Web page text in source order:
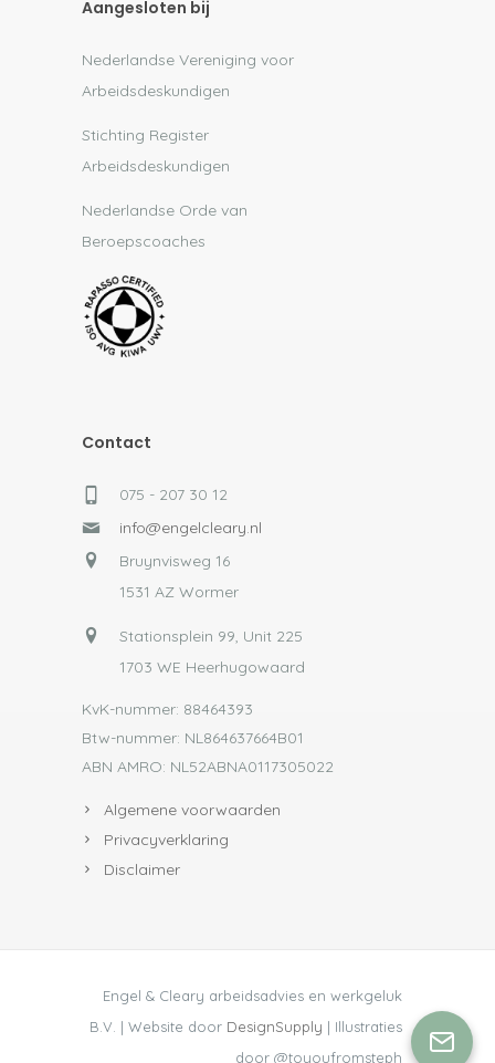
Aangesloten bij
Nederlandse Vereniging voor
Arbeidsdeskundigen
Stichting Register
Arbeidsdeskundigen
Nederlandse Orde van
Beroepscoaches
Contact
075 - 207 30 12
info@engelcleary.nl
Bruynvisweg 16
1531 AZ Wormer
Stationsplein 99, Unit 225
1703 WE Heerhugowaard
KvK-nummer: 88464393
Btw-nummer: NL864637664B01
ABN AMRO: NL52ABNA0117305022
Algemene voorwaarden
Privacyverklaring
Disclaimer
Engel & Cleary arbeidsadvies en werkgeluk
B.V. | Website door DesignSupply | Illustraties
door @toyoufromsteph